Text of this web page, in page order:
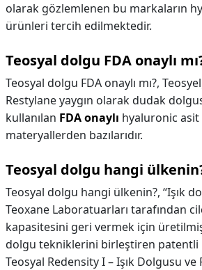
olarak gözlemlenen bu markaların
ürünleri tercih edilmektedir.
Teosyal dolgu FDA onaylı
Teosyal dolgu FDA onaylı mı?,
Restylane yaygın olarak dudak
kullanılan FDA onaylı hyaluronic asit
materyallerden bazılarıdır.
Teosyal dolgu hangi
Teosyal dolgu hangi ülkenin?, “Işık
Teoxane Laboratuarları tarafından
kapasitesini geri vermek için
dolgu tekniklerini birleştiren patentli
Teosyal Redensity I – Işık Dolgusu ve